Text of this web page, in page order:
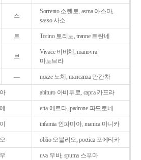
스
Sorrento 소렌토, asma 아스마,
sasso 사소
트 Torino 토리노, tranne 트란네
브
Vivace 비바체, manovra
마노브라
― nozze 노체, mancanza 만칸차
아 abituro 아비투로, capra 카프라
에 erta 에르타, padrone 파드로네
이 infamia 인파미아, manica 마니카
오 oblio 오블리오, poetica 포에티카
우 uva 우바, spuma 스푸마